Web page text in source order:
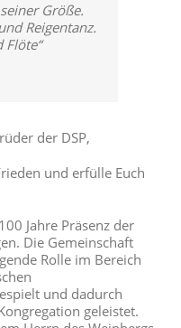
Größe.
Reigentanz.
der DSP,
und erfülle Euch
Jahre Präsenz der
Die Gemeinschaft
Rolle im Bereich
und dadurch
geleistet.